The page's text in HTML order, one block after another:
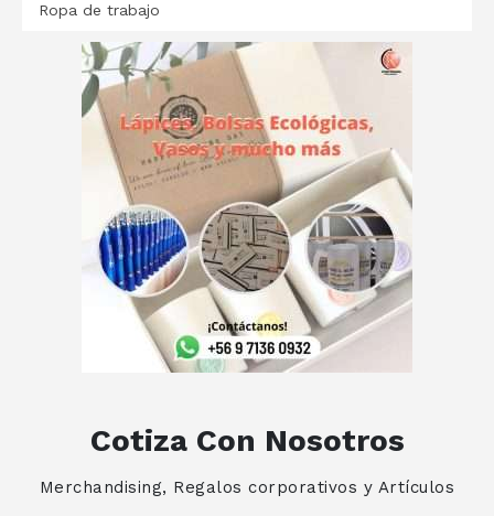
Ropa de trabajo
Cotiza Con Nosotros
Merchandising, Regalos corporativos y Artículos